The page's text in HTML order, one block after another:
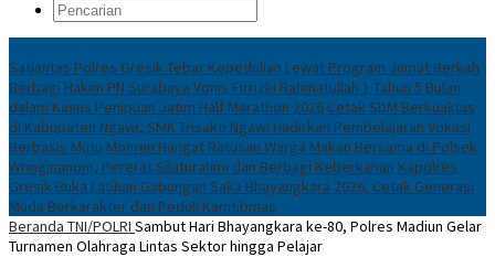
Satlantas Polres Gresik Tebar Kepedulian Lewat Program Jumat Berkah
Berbagi Hakim PN Surabaya Vonis Firrizki Rahmatullah 1 Tahun 5 Bulan
dalam Kasus Penipuan Jatim Half Marathon 2026 Cetak SDM Berkualitas
di Kabupaten Ngawi, SMK Trisakti Ngawi Hadirkan Pembelajaran Vokasi
Berbasis Mutu Momen Hangat Ratusan Warga Makan Bersama di Polsek
Wringinanom, Pererat Silaturahmi dan Berbagi Keberkahan Kapolres
Gresik Buka Latihan Gabungan Saka Bhayangkara 2026, Cetak Generasi
Muda Berkarakter dan Peduli Kamtibmas
Beranda TNI/POLRI Sambut Hari Bhayangkara ke-80, Polres Madiun Gelar
Turnamen Olahraga Lintas Sektor hingga Pelajar